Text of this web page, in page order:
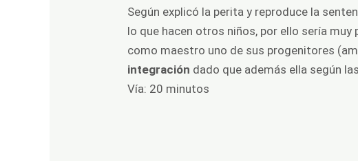
Según explicó la perita y reproduce la
lo que hacen otros niños, por ello sería
como maestro uno de sus progenitores
integración dado que además ella según
Vía: 20 minutos